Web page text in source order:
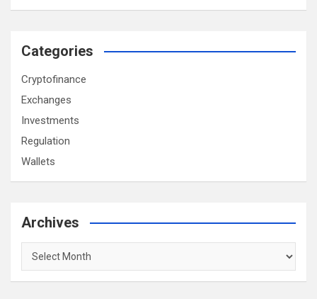
Categories
Cryptofinance
Exchanges
Investments
Regulation
Wallets
Archives
Archives